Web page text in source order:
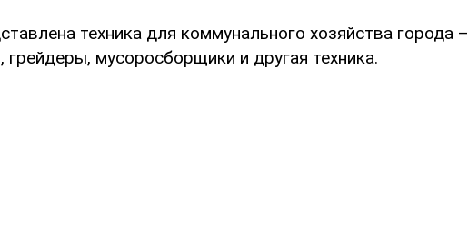
техника для коммунального хозяйства города –
мусоросборщики и другая техника.